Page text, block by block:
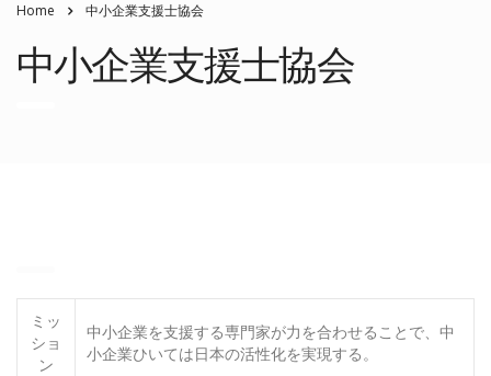
Home 中小企業支援士協会
中小企業支援士協会
ミッ
ショ
ン
中小企業を支援する専門家が力を合わせることで、中
小企業ひいては日本の活性化を実現する。